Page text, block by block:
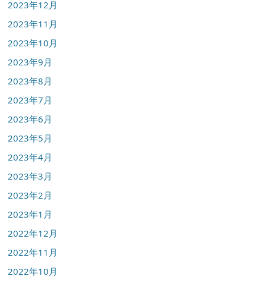
2023年12月
2023年11月
2023年10月
2023年9月
2023年8月
2023年7月
2023年6月
2023年5月
2023年4月
2023年3月
2023年2月
2023年1月
2022年12月
2022年11月
2022年10月